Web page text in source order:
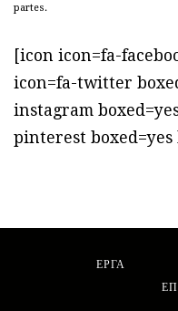
partes.
[icon icon=fa-
icon=fa-twitter
instagram
pinterest boxed=yes
ΕΡΓΑ